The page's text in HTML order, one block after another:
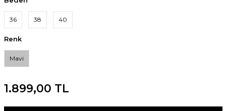
36 38 40
Renk
Mavi
1.899,00 TL